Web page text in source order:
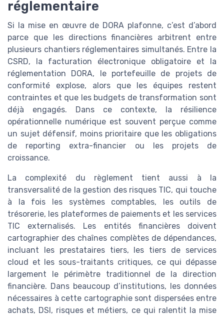
réglementaire
Si la mise en œuvre de DORA plafonne, c’est d’abord
parce que les directions financières arbitrent entre
plusieurs chantiers réglementaires simultanés. Entre la
CSRD, la facturation électronique obligatoire et la
réglementation DORA, le portefeuille de projets de
conformité explose, alors que les équipes restent
contraintes et que les budgets de transformation sont
déjà engagés. Dans ce contexte, la résilience
opérationnelle numérique est souvent perçue comme
un sujet défensif, moins prioritaire que les obligations
de reporting extra-financier ou les projets de
croissance.
La complexité du règlement tient aussi à la
transversalité de la gestion des risques TIC, qui touche
à la fois les systèmes comptables, les outils de
trésorerie, les plateformes de paiements et les services
TIC externalisés. Les entités financières doivent
cartographier des chaînes complètes de dépendances,
incluant les prestataires tiers, les tiers de services
cloud et les sous-traitants critiques, ce qui dépasse
largement le périmètre traditionnel de la direction
financière. Dans beaucoup d’institutions, les données
nécessaires à cette cartographie sont dispersées entre
achats, DSI, risques et métiers, ce qui ralentit la mise